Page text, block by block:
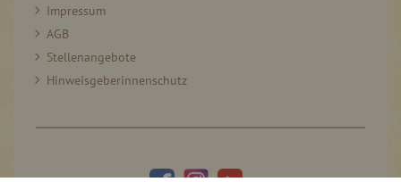
Impressum
AGB
Stellenangebote
Hinweisgeberinnenschutz